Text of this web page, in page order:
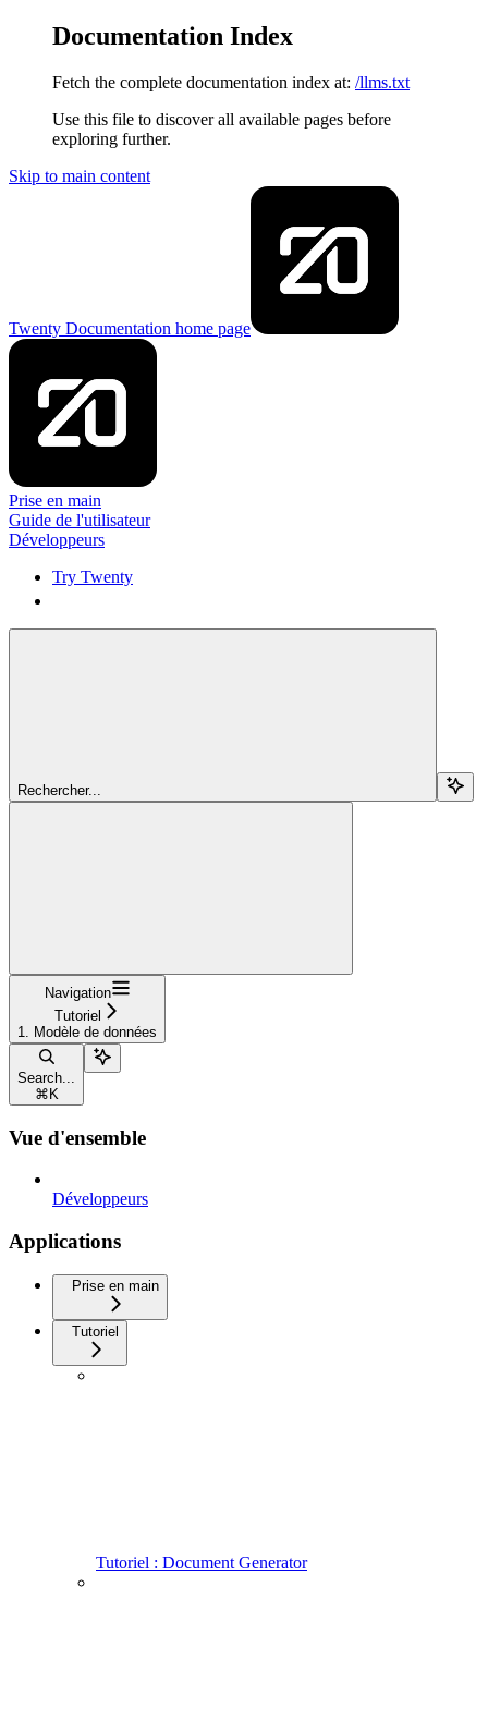
Documentation Index
Fetch the complete documentation index at: /llms.txt
Use this file to discover all available pages before
exploring further.
Skip to main content
Twenty Documentation home page
Prise en main
Guide de l'utilisateur
Développeurs
Try Twenty
Rechercher...
Navigation
Tutoriel
1. Modèle de données
Search...
⌘ K
Vue d'ensemble
Développeurs
Applications
Prise en main
Tutoriel
Tutoriel : Document Generator